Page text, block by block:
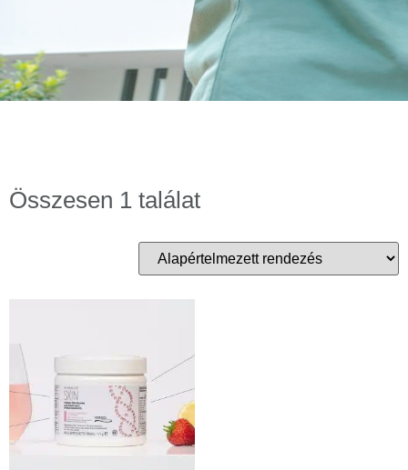
Összesen 1 találat